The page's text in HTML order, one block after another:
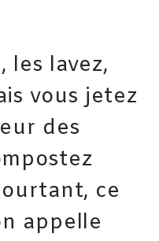
les lavez,
vous jetez
des
ce
appelle